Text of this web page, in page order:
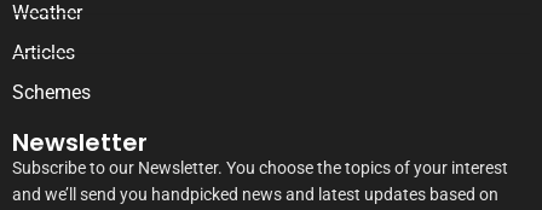
Weather
Articles
Schemes
Newsletter
Subscribe to our Newsletter. You choose the topics of your interest
and we’ll send you handpicked news and latest updates based on